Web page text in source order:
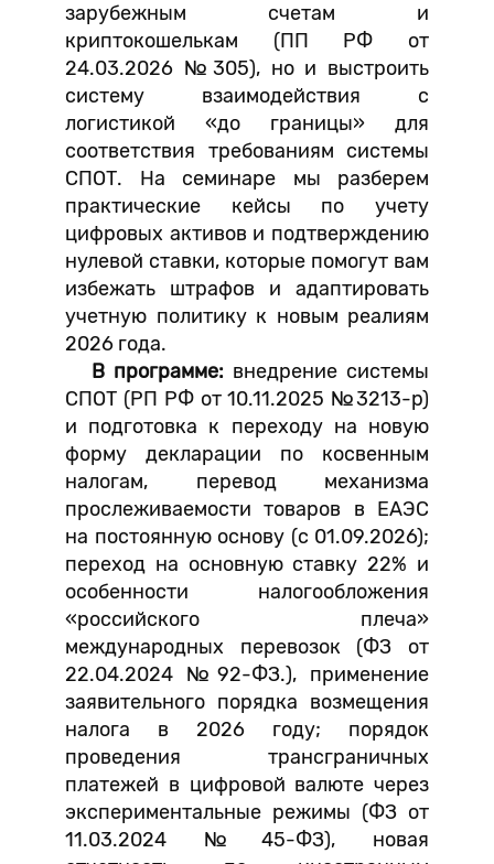
зарубежным счетам и
криптокошелькам (ПП РФ от
24.03.2026 №305), но и выстроить
систему взаимодействия с
логистикой «до границы» для
соответствия требованиям системы
СПОТ. На семинаре мы разберем
практические кейсы по учету
цифровых активов и подтверждению
нулевой ставки, которые помогут вам
избежать штрафов и адаптировать
учетную политику к новым реалиям
2026 года.
В программе: внедрение системы
СПОТ (РП РФ от 10.11.2025 №3213-р)
и подготовка к переходу на новую
форму декларации по косвенным
налогам, перевод механизма
прослеживаемости товаров в ЕАЭС
на постоянную основу (с 01.09.2026);
переход на основную ставку 22% и
особенности налогообложения
«российского плеча»
международных перевозок (ФЗ от
22.04.2024 №92-ФЗ.), применение
заявительного порядка возмещения
налога в 2026 году; порядок
проведения трансграничных
платежей в цифровой валюте через
экспериментальные режимы (ФЗ от
11.03.2024 №45-ФЗ), новая